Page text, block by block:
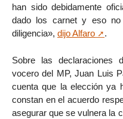
han sido debidamente
dado los carnet y eso no
diligencia», dijo Alfaro .
Sobre las declaraciones
vocero del MP, Juan Luis
cuenta que la elección ya
constan en el acuerdo
asegurar que se vulnera la